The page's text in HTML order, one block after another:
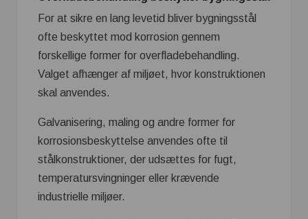
For at sikre en lang levetid bliver bygningsstål
ofte beskyttet mod korrosion gennem
forskellige former for overfladebehandling.
Valget afhænger af miljøet, hvor konstruktionen
skal anvendes.
Galvanisering, maling og andre former for
korrosionsbeskyttelse anvendes ofte til
stålkonstruktioner, der udsættes for fugt,
temperatursvingninger eller krævende
industrielle miljøer.